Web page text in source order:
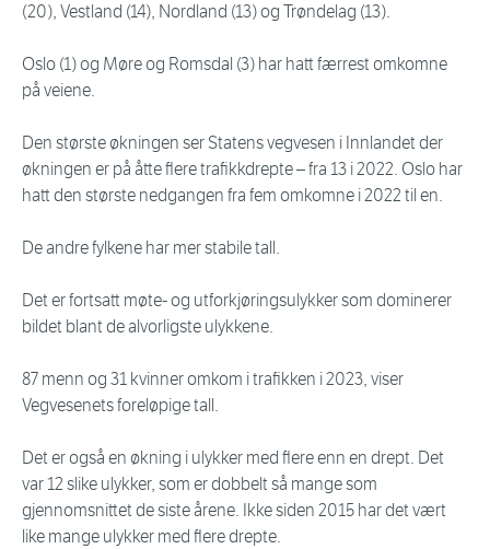
(20), Vestland (14), Nordland (13) og Trøndelag (13).
Oslo (1) og Møre og Romsdal (3) har hatt færrest omkomne
på veiene.
Den største økningen ser Statens vegvesen i Innlandet der
økningen er på åtte flere trafikkdrepte – fra 13 i 2022. Oslo har
hatt den største nedgangen fra fem omkomne i 2022 til en.
De andre fylkene har mer stabile tall.
Det er fortsatt møte- og utforkjøringsulykker som dominerer
bildet blant de alvorligste ulykkene.
87 menn og 31 kvinner omkom i trafikken i 2023, viser
Vegvesenets foreløpige tall.
Det er også en økning i ulykker med flere enn en drept. Det
var 12 slike ulykker, som er dobbelt så mange som
gjennomsnittet de siste årene. Ikke siden 2015 har det vært
like mange ulykker med flere drepte.